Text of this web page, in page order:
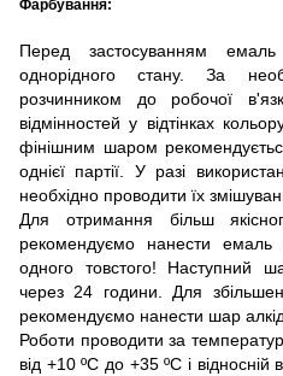
Фарбування:
Перед застосуванням
однорідного стану. За
розчинником до робочої
відмінностей у відтінках
фінішним шаром
однієї партії. У разі
необхідно проводити їх
Для отримання більш
рекомендуємо нанести
одного товстого! Наступний
через 24 години. Для
рекомендуємо нанести шар
Роботи проводити за
від +10 ºС до +35 ºС і відносній